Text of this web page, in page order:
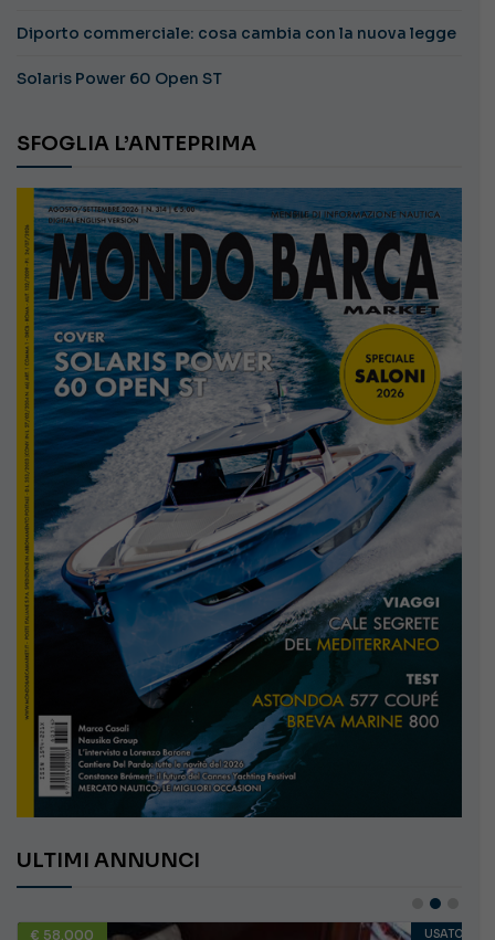
Diporto commerciale: cosa cambia con la nuova legge
Solaris Power 60 Open ST
SFOGLIA L’ANTEPRIMA
ULTIMI ANNUNCI
€ 58.000 USATO